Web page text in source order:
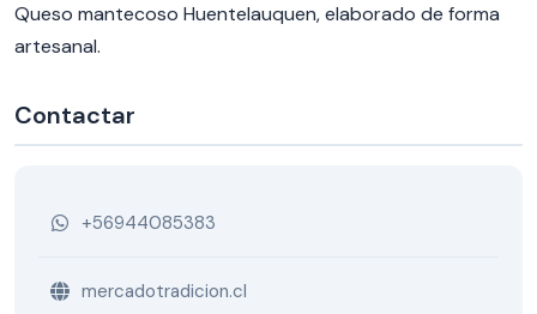
Queso mantecoso Huentelauquen, elaborado de forma
artesanal.
Contactar
+56944085383
mercadotradicion.cl